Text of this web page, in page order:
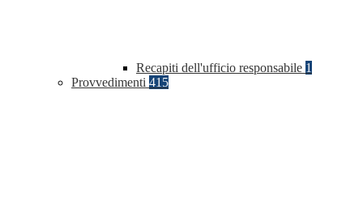
Recapiti dell'ufficio responsabile 1
Provvedimenti 415